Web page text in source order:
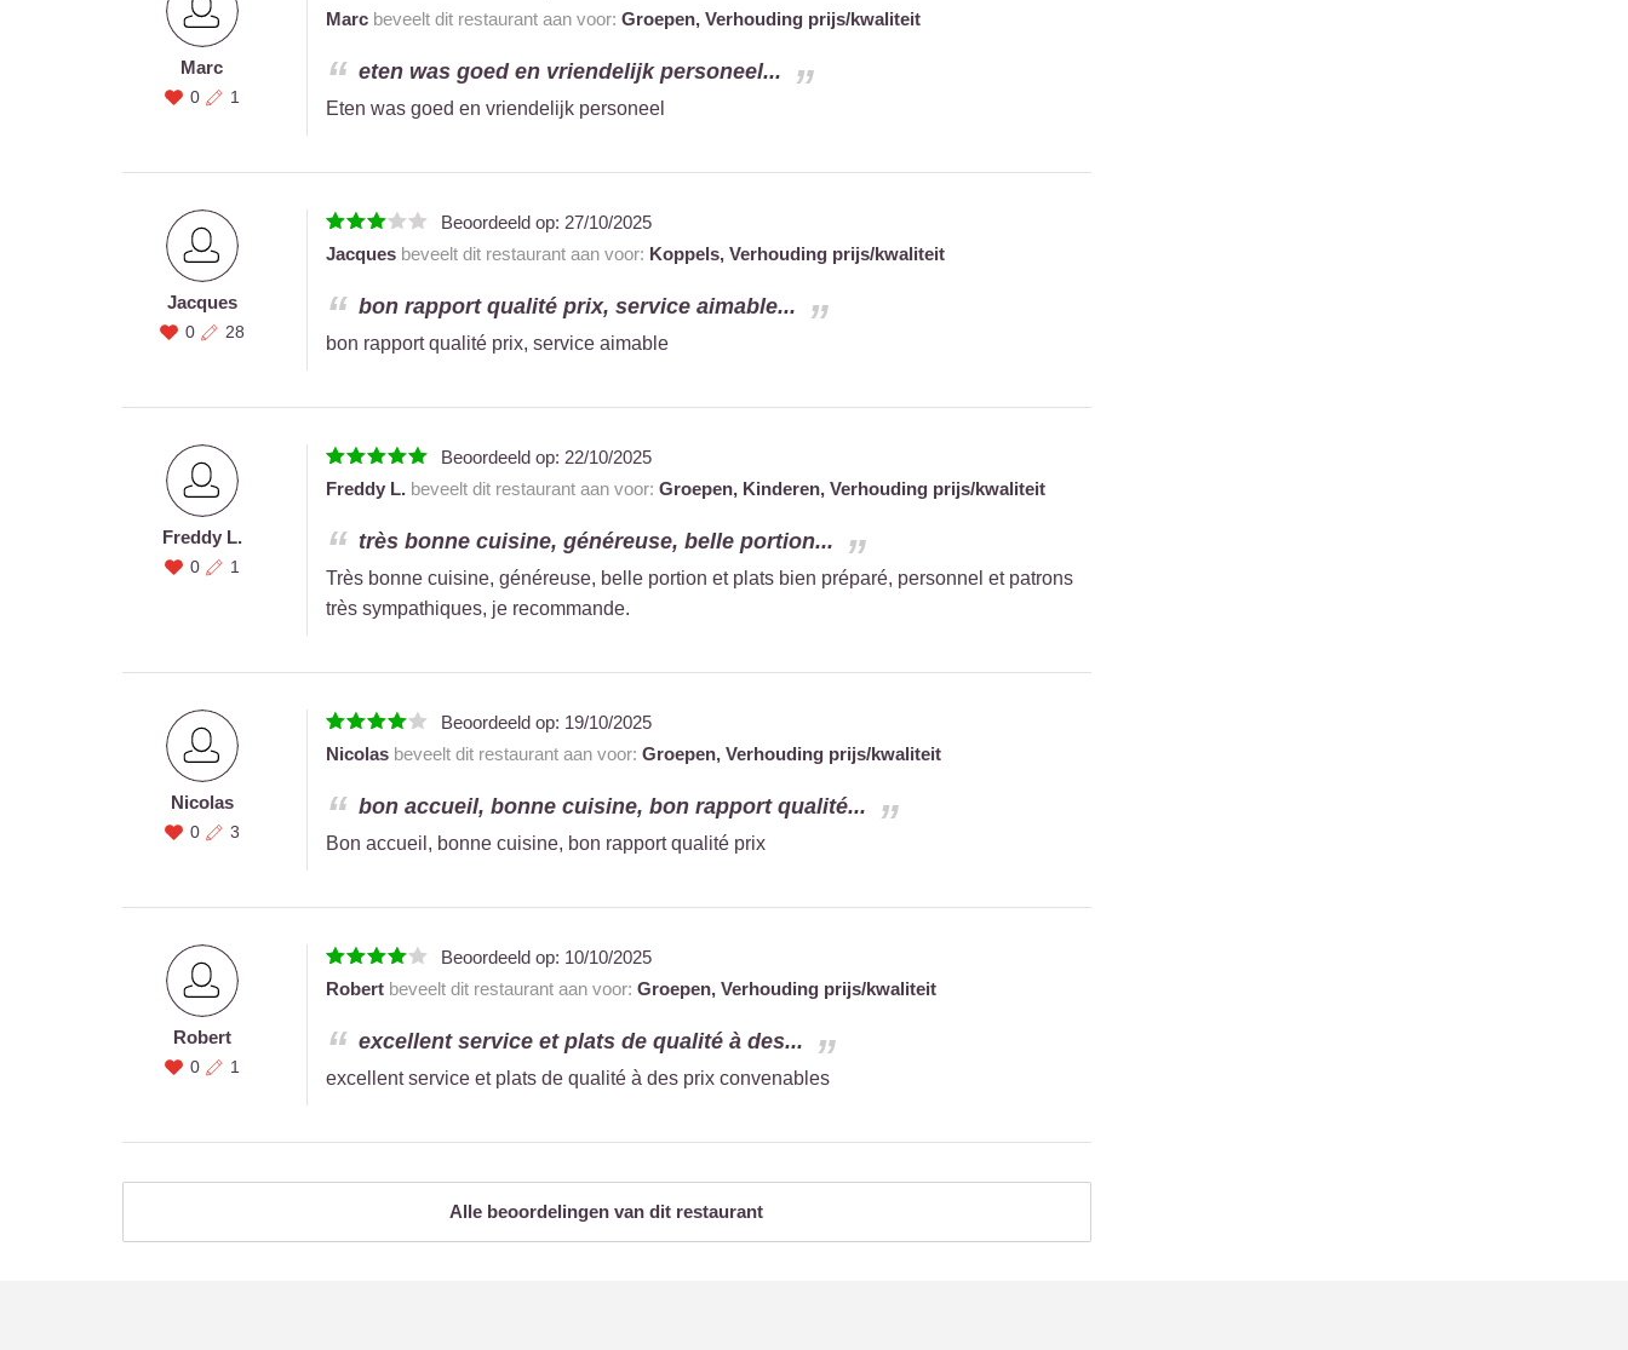
Marc
0 1
Marcbeveelt dit restaurant aan voor: Groepen, Verhouding prijs/kwaliteit
eten was goed en vriendelijk personeel...
Eten was goed en vriendelijk personeel
Jacques
0 28
Beoordeeld op: 27/10/2025
Jacquesbeveelt dit restaurant aan voor: Koppels, Verhouding prijs/kwaliteit
bon rapport qualité prix, service aimable...
bon rapport qualité prix, service aimable
Freddy L.
0 1
Beoordeeld op: 22/10/2025
Freddy L.beveelt dit restaurant aan voor: Groepen, Kinderen, Verhouding prijs/kwaliteit
très bonne cuisine, généreuse, belle portion...
Très bonne cuisine, généreuse, belle portion et plats bien préparé, personnel et patrons
très sympathiques, je recommande.
Nicolas
0 3
Beoordeeld op: 19/10/2025
Nicolasbeveelt dit restaurant aan voor: Groepen, Verhouding prijs/kwaliteit
bon accueil, bonne cuisine, bon rapport qualité...
Bon accueil, bonne cuisine, bon rapport qualité prix
Robert
0 1
Beoordeeld op: 10/10/2025
Robertbeveelt dit restaurant aan voor: Groepen, Verhouding prijs/kwaliteit
excellent service et plats de qualité à des...
excellent service et plats de qualité à des prix convenables
Alle beoordelingen van dit restaurant